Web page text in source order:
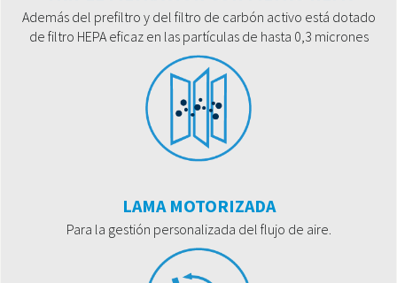
Además del prefiltro y del filtro de carbón activo está dotado
de filtro HEPA eficaz en las partículas de hasta 0,3 micrones
LAMA MOTORIZADA
Para la gestión personalizada del flujo de aire.